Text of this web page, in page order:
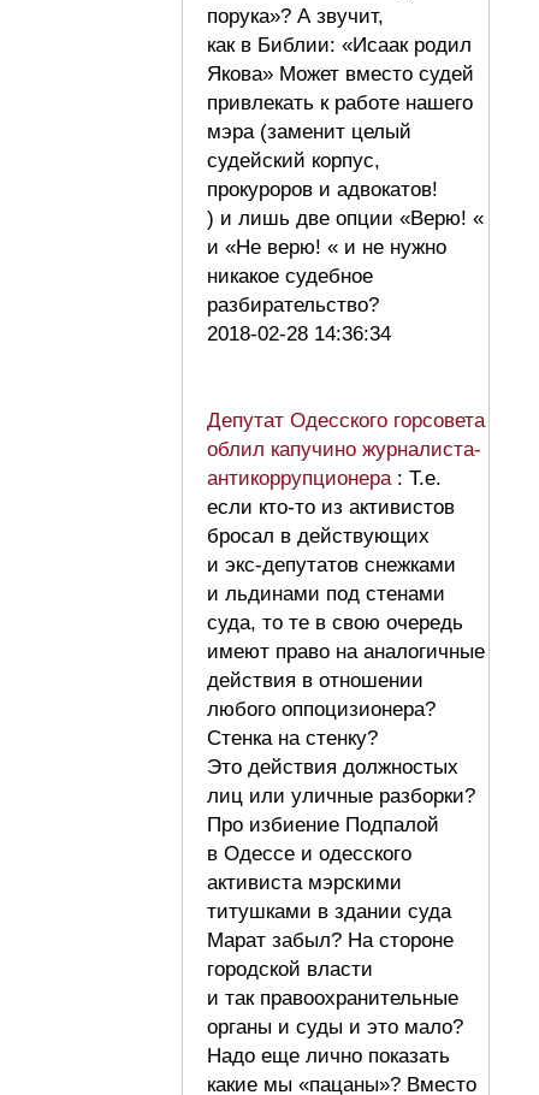
порука»? А звучит,
как в Библии: «Исаак родил
Якова» Может вместо судей
привлекать к работе нашего
мэра (заменит целый
судейский корпус,
прокуроров и адвокатов!
) и лишь две опции «Верю! «
и «Не верю! « и не нужно
никакое судебное
разбирательство?
2018-02-28 14:36:34
Депутат Одесского горсовета
облил капучино журналиста-
антикоррупционера : Т.е.
если кто-то из активистов
бросал в действующих
и экс-депутатов снежками
и льдинами под стенами
суда, то те в свою очередь
имеют право на аналогичные
действия в отношении
любого оппоцизионера?
Стенка на стенку?
Это действия должностых
лиц или уличные разборки?
Про избиение Подпалой
в Одессе и одесского
активиста мэрскими
титушками в здании суда
Марат забыл? На стороне
городской власти
и так правоохранительные
органы и суды и это мало?
Надо еще лично показать
какие мы «пацаны»? Вместо